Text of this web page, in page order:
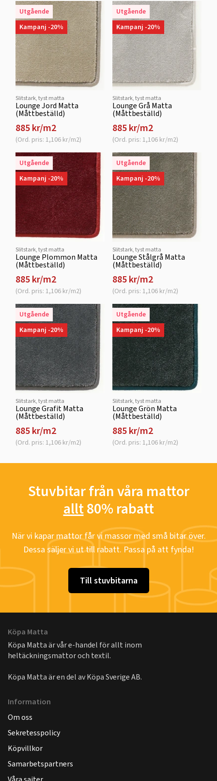
Utgående
Kampanj -20%
Slitstark, tyst matta
Lounge Jord Matta
(Måttbeställd)
885 kr/m2
(Ord. pris: 1,106 kr/m2)
Utgående
Kampanj -20%
Slitstark, tyst matta
Lounge Grå Matta
(Måttbeställd)
885 kr/m2
(Ord. pris: 1,106 kr/m2)
Utgående
Kampanj -20%
Slitstark, tyst matta
Lounge Plommon Matta
(Måttbeställd)
885 kr/m2
(Ord. pris: 1,106 kr/m2)
Utgående
Kampanj -20%
Slitstark, tyst matta
Lounge Stålgrå Matta
(Måttbeställd)
885 kr/m2
(Ord. pris: 1,106 kr/m2)
Utgående
Kampanj -20%
Slitstark, tyst matta
Lounge Grafit Matta
(Måttbeställd)
885 kr/m2
(Ord. pris: 1,106 kr/m2)
Utgående
Kampanj -20%
Slitstark, tyst matta
Lounge Grön Matta
(Måttbeställd)
885 kr/m2
(Ord. pris: 1,106 kr/m2)
Stuvbitar från våra mattor
allt80% rabatt
När vi kapar mattor får vi massor med små bitar över.
Dessa säljer vi ut till rabatt. Passa på att fynda!
Till stuvbitarna
Köpa Matta
Köpa Matta är vår e-handel för allt inom
heltäckningsmattor och textil.
Köpa Matta är en del avKöpa Sverige AB.
Information
Om oss
Sekretesspolicy
Köpvillkor
Samarbetspartners